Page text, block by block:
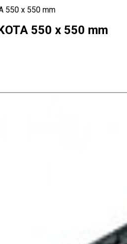
550 x 550 mm
550 x 550 mm